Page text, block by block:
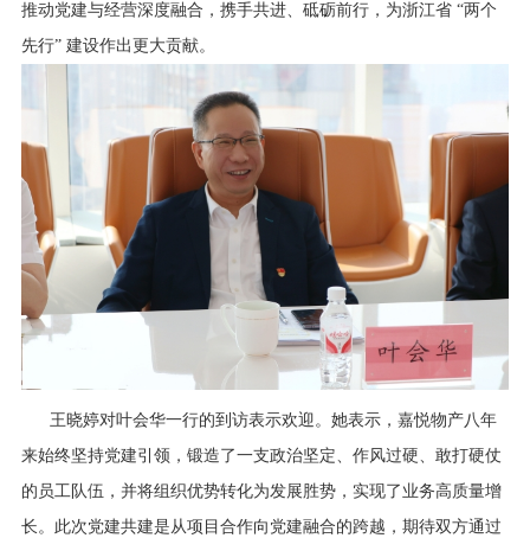
推动党建与经营深度融合，携手共进、砥砺前行，为浙江省 “两个
先行” 建设作出更大贡献。
王晓婷对叶会华一行的到访表示欢迎。她表示，嘉悦物产八年
来始终坚持党建引领，锻造了一支政治坚定、作风过硬、敢打硬仗
的员工队伍，并将组织优势转化为发展胜势，实现了业务高质量增
长。此次党建共建是从项目合作向党建融合的跨越，期待双方通过